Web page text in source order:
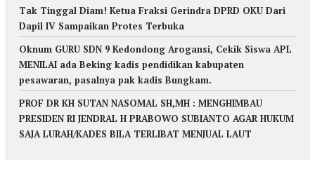
Tak Tinggal Diam! Ketua Fraksi Gerindra DPRD OKU Dari
Dapil IV Sampaikan Protes Terbuka
Oknum GURU SDN 9 Kedondong Arogansi, Cekik Siswa APL
MENILAI ada Beking kadis pendidikan kabupaten
pesawaran, pasalnya pak kadis Bungkam.
PROF DR KH SUTAN NASOMAL SH,MH : MENGHIMBAU
PRESIDEN RI JENDRAL H PRABOWO SUBIANTO AGAR HUKUM
SAJA LURAH/KADES BILA TERLIBAT MENJUAL LAUT